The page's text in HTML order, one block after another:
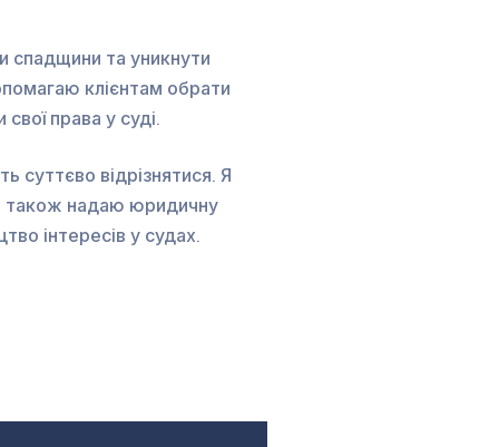
спадщини та уникнути
клієнтам обрати
права у суді.
суттєво відрізнятися. Я
а також надаю юридичну
інтересів у судах.